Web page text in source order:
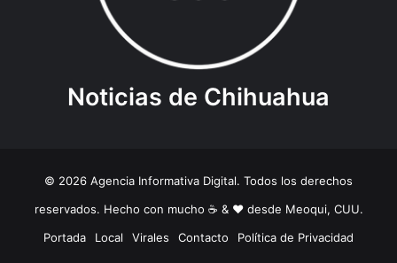
Noticias de Chihuahua
© 2026 Agencia Informativa Digital. Todos los derechos
reservados. Hecho con mucho ☕️ & ❤️ desde Meoqui, CUU.
Portada
Local Virales Contacto Política de Privacidad